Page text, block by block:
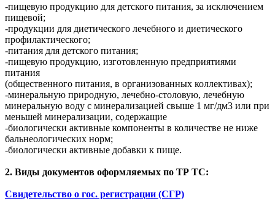
-пищевую продукцию для детского питания, за исключением
пищевой;
-продукции для диетического лечебного и диетического
профилактического;
-питания для детского питания;
-пищевую продукцию, изготовленную предприятиями
питания
(общественного питания, в организованных коллективах);
-минеральную природную, лечебно-столовую, лечебную
минеральную воду с минерализацией свыше 1 мг/дм3 или при
меньшей минерализации, содержащие
-биологически активные компоненты в количестве не ниже
бальнеологических норм;
-биологически активные добавки к пище.
2. Виды документов оформляемых по ТР ТС:
Свидетельство о гос. регистрации (СГР)